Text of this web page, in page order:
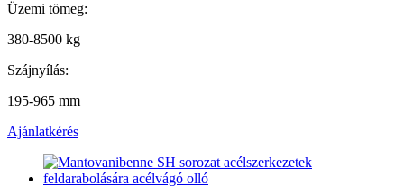
Üzemi tömeg:
380-8500 kg
Szájnyílás:
195-965 mm
Ajánlatkérés